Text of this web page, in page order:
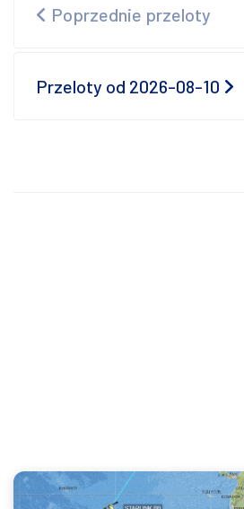
Poprzednie przeloty
Przeloty od 2026-08-10